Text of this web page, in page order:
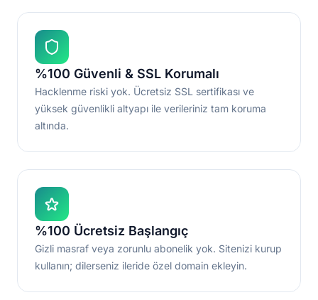
%100 Güvenli & SSL Korumalı
Hacklenme riski yok. Ücretsiz SSL sertifikası ve
yüksek güvenlikli altyapı ile verileriniz tam koruma
altında.
%100 Ücretsiz Başlangıç
Gizli masraf veya zorunlu abonelik yok. Sitenizi kurup
kullanın; dilerseniz ileride özel domain ekleyin.